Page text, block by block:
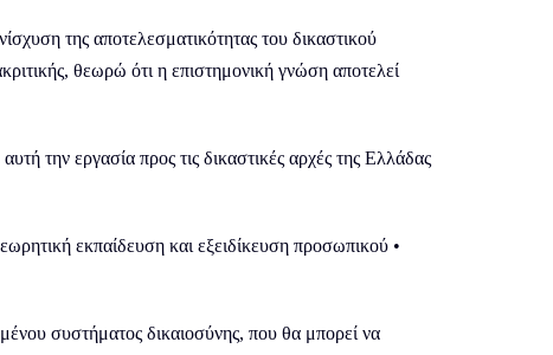
της αποτελεσματικότητας του δικαστικού
θεωρώ ότι η επιστημονική γνώση αποτελεί
την εργασία προς τις δικαστικές αρχές της Ελλάδας
εκπαίδευση και εξειδίκευση προσωπικού •
συστήματος δικαιοσύνης, που θα μπορεί να